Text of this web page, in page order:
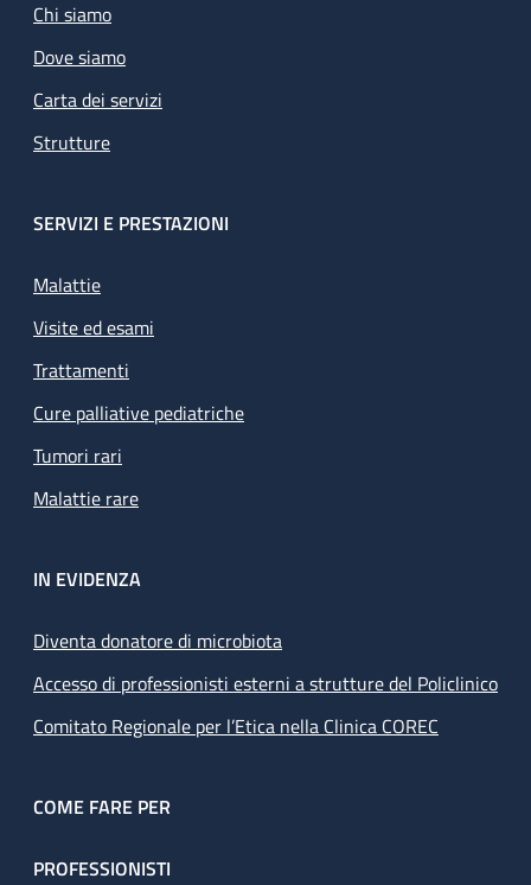
Chi siamo
Dove siamo
Carta dei servizi
Strutture
SERVIZI E PRESTAZIONI
Malattie
Visite ed esami
Trattamenti
Cure palliative pediatriche
Tumori rari
Malattie rare
IN EVIDENZA
Diventa donatore di microbiota
Accesso di professionisti esterni a strutture del Policlinico
Comitato Regionale per l’Etica nella Clinica COREC
COME FARE PER
PROFESSIONISTI